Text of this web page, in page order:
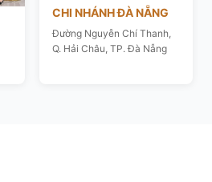
CHI NHÁNH ĐÀ NẴNG
Đường Nguyễn Chí Thanh,
Q. Hải Châu, TP. Đà Nẵng